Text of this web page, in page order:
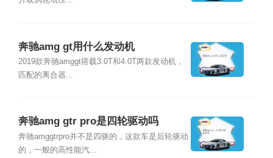
奔驰amg gt用什么发动机
2019款奔驰amggt搭载3.0T和4.0T两款发动机，
匹配的离合器...
奔驰amg gtr pro是四轮驱动吗
奔驰amggtrpro并不是四驱的，这款车是后轮驱动
的，一般的高性能汽...